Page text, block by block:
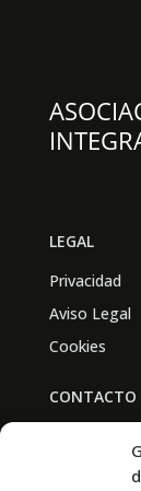
LEGAL
Privacidad
Aviso Legal
Cookies
CONTACTO
Av. Real